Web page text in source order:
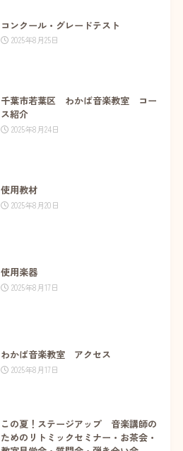
コンクール・グレードテスト
2025年8月25日
千葉市若葉区 わかば音楽教室 コー
ス紹介
2025年8月24日
使用教材
2025年8月20日
使用楽器
2025年8月17日
わかば音楽教室 アクセス
2025年8月17日
この夏！ステージアップ 音楽講師の
ためのリトミックセミナー・お茶会・